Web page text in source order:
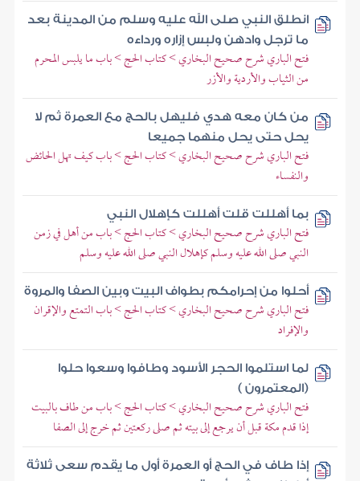
انطلق النبي صلى الله عليه وسلم من المدينة بعد
ما ترجل وادهن ولبس إزاره ورداءه
فتح الباري شرح صحيح البخاري > كتاب الحج > باب ما يلبس المحرم
من الثياب والأردية والأزر
من كان معه هدي فليهل بالحج مع العمرة ثم لا
يحل حتى يحل منهما جميعا
فتح الباري شرح صحيح البخاري > كتاب الحج > باب كيف تهل الحائض
والنفساء
بما أهللت قلت أهللت كإهلال النبي
فتح الباري شرح صحيح البخاري > كتاب الحج > باب من أهل في زمن
النبي صلى الله عليه وسلم كإهلال النبي صلى الله عليه وسلم
أحلوا من إحرامكم بطواف البيت وبين الصفا والمروة
فتح الباري شرح صحيح البخاري > كتاب الحج > باب التمتع والإقران
والإفراد
لما استلموا الحجر الأسود وطافوا وسعوا حلوا
(المعتمرون )
فتح الباري شرح صحيح البخاري > كتاب الحج > باب من طاف بالبيت
إذا قدم مكة قبل أن يرجع إلى بيته ثم صلى ركعتين ثم خرج إلى الصفا
إذا طاف في الحج أو العمرة أول ما يقدم سعى ثلاثة